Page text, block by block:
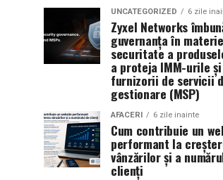
UNCATEGORIZED 6 zile
Zyxel Networks
guvernanța în
securitate a
a proteja IMM-urile și
furnizorii de servicii
gestionare (MSP)
AFACERI 6 zile inainte
Cum contribuie un
performant la
vânzărilor și a
clienți